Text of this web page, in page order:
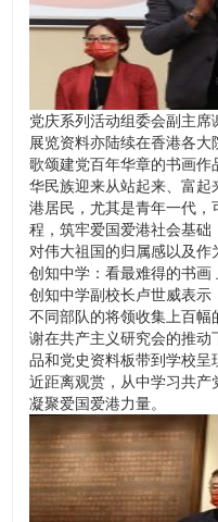
党庆系列活动组委会副主席
展览资料亦陆续在香港各
歌颂建党百年华章的书画作
华民族迎来从站起来、富
港居民，尤其是青年一代
程，筑牢爱国爱港社会基础
对伟大祖国的归属感以及作
创知中学：看最难得的书
创知中学副校长卢世威表示
不同部队的将领收集上百
谢在共产主义研究会的推
品和党史资料板带到学校
近距离观赏，从中学习共产
凝聚爱国爱港力量。